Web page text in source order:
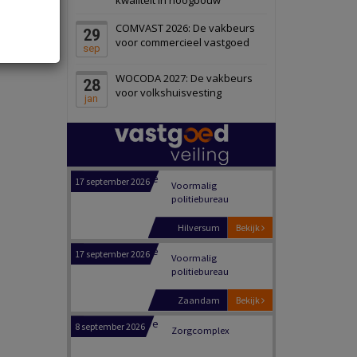
29
sep
COMVAST 2026: De vakbeurs
voor commercieel vastgoed
28
jan
WOCODA 2027: De vakbeurs
voor volkshuisvesting
Panheel
17 september 2026
Voormalig
Bekijk
Dordrecht
17 september 2026
politiebureau
Hilversum
17 september 2026
Voormalig
politiebureau
Bekijk
Zaandam
8 september 2026 Zorgcomplex
Bekijk
Zwanenburg
6 oktober 2026 Transformatieobject